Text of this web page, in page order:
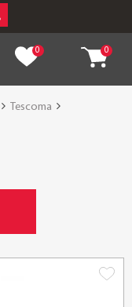
0 0
Tescoma